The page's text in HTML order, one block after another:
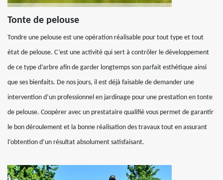
Tonte de pelouse
Tondre une pelouse est une opération réalisable pour tout type et tout
état de pelouse. C’est une activité qui sert à contrôler le développement
de ce type d’arbre afin de garder longtemps son parfait esthétique ainsi
que ses bienfaits. De nos jours, il est déjà faisable de demander une
intervention d’un professionnel en jardinage pour une prestation en tonte
de pelouse. Coopérer avec un prestataire qualifié vous permet de garantir
le bon déroulement et la bonne réalisation des travaux tout en assurant
l’obtention d’un résultat absolument satisfaisant.